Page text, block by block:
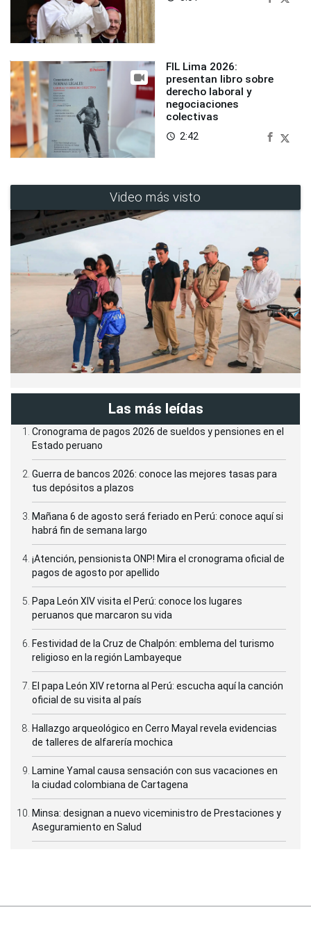
FIL Lima 2026:
presentan libro sobre
derecho laboral y
negociaciones
colectivas
access_time 2:42
Video más visto
Las más leídas
Cronograma de pagos 2026 de sueldos y pensiones en el
Estado peruano
Guerra de bancos 2026: conoce las mejores tasas para
tus depósitos a plazos
Mañana 6 de agosto será feriado en Perú: conoce aquí si
habrá fin de semana largo
¡Atención, pensionista ONP! Mira el cronograma oficial de
pagos de agosto por apellido
Papa León XIV visita el Perú: conoce los lugares
peruanos que marcaron su vida
Festividad de la Cruz de Chalpón: emblema del turismo
religioso en la región Lambayeque
El papa León XIV retorna al Perú: escucha aquí la canción
oficial de su visita al país
Hallazgo arqueológico en Cerro Mayal revela evidencias
de talleres de alfarería mochica
Lamine Yamal causa sensación con sus vacaciones en
la ciudad colombiana de Cartagena
Minsa: designan a nuevo viceministro de Prestaciones y
Aseguramiento en Salud